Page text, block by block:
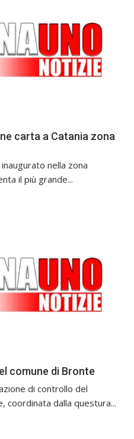
carta a Catania zona
nella zona
il più grande...
comune di Bronte
di controllo del
coordinata dalla questura...